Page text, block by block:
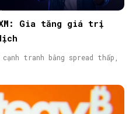
XM: Gia tăng giá trị
tranh bằng spread thấp,